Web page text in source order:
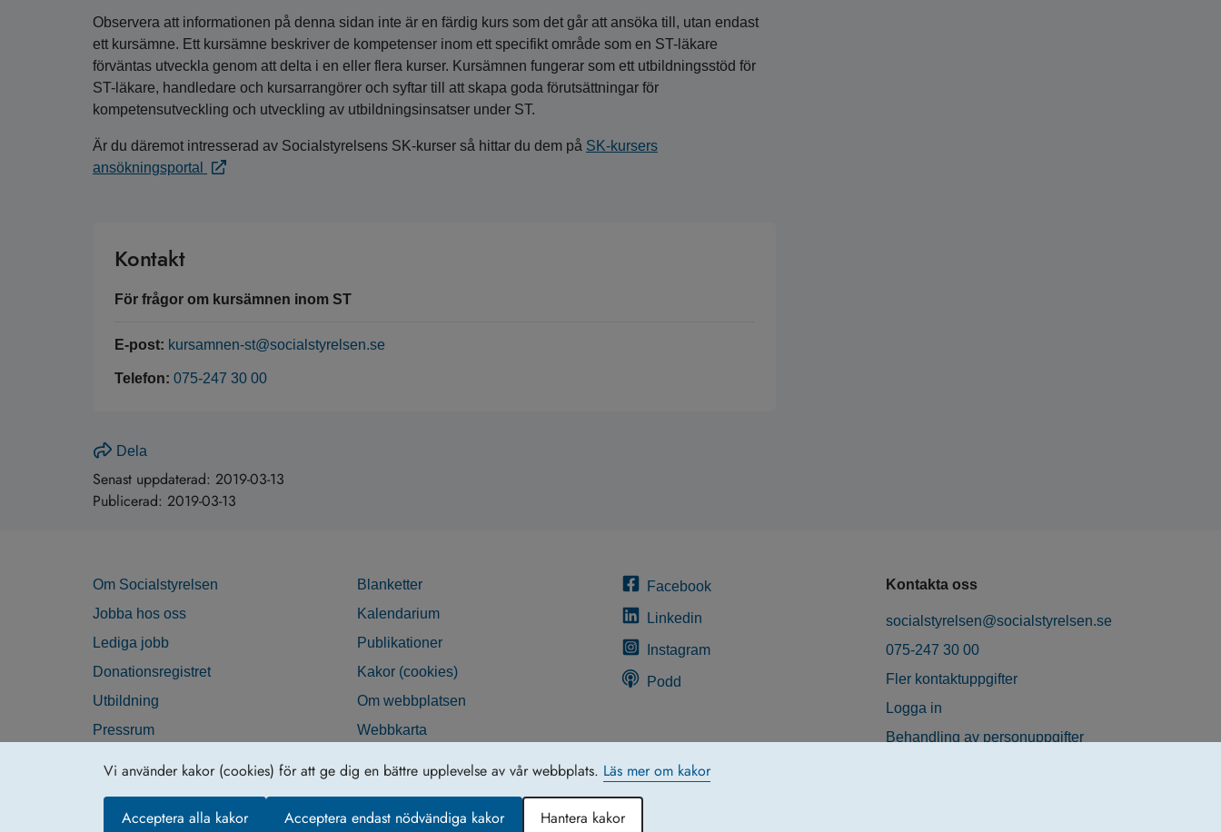
Vi använder kakor (cookies) för att ge dig en bättre upplevelse av vår webbplats. Läs mer om kakor
Acceptera alla kakor Acceptera endast nödvändiga kakor Hantera kakor
Observera att informationen på denna sidan inte är en färdig kurs som det går att ansöka till, utan endast
ett kursämne. Ett kursämne beskriver de kompetenser inom ett specifikt område som en ST-läkare
förväntas utveckla genom att delta i en eller flera kurser. Kursämnen fungerar som ett utbildningsstöd för
ST-läkare, handledare och kursarrangörer och syftar till att skapa goda förutsättningar för
kompetensutveckling och utveckling av utbildningsinsatser under ST.
Är du däremot intresserad av Socialstyrelsens SK-kurser så hittar du dem på SK-kursers
ansökningsportal
Kontakt
För frågor om kursämnen inom ST
E-post: kursamnen-st@socialstyrelsen.se
Telefon: 075-247 30 00
Dela
Senast uppdaterad: 2019-03-13
Publicerad: 2019-03-13
Om Socialstyrelsen
Jobba hos oss
Lediga jobb
Donationsregistret
Utbildning
Pressrum
Blanketter
Kalendarium
Publikationer
Kakor (cookies)
Om webbplatsen
Webbkarta
Facebook
Linkedin
Instagram
Podd
Kontakta oss
socialstyrelsen@socialstyrelsen.se
075-247 30 00
Fler kontaktuppgifter
Logga in
Behandling av personuppgifter